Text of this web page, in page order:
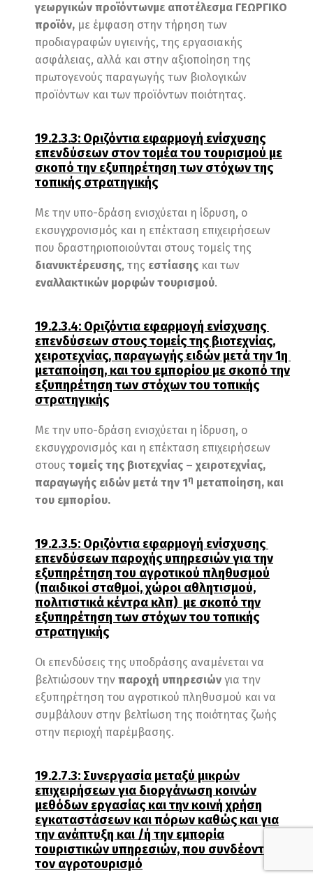
γεωργικών προϊόντωνμε αποτέλεσμα ΓΕΩΡΓΙΚΟ
προϊόν, με έμφαση στην τήρηση των
προδιαγραφών υγιεινής, της εργασιακής
ασφάλειας, αλλά και στην αξιοποίηση της
πρωτογενούς παραγωγής των βιολογικών
προϊόντων και των προϊόντων ποιότητας.
19.2.3.3: Οριζόντια εφαρμογή ενίσχυσης
επενδύσεων στον τομέα του τουρισμού με
σκοπό την εξυπηρέτηση των στόχων της
τοπικής στρατηγικής
Με την υπο-δράση ενισχύεται η ίδρυση, ο
εκσυγχρονισμός και η επέκταση επιχειρήσεων
που δραστηριοποιούνται στους τομείς της
διανυκτέρευσης, της εστίασης και των
εναλλακτικών μορφών τουρισμού.
19.2.3.4: Οριζόντια εφαρμογή ενίσχυσης
επενδύσεων στους τομείς της βιοτεχνίας,
χειροτεχνίας, παραγωγής ειδών μετά την 1η
μεταποίηση, και του εμπορίου με σκοπό την
εξυπηρέτηση των στόχων του τοπικής
στρατηγικής
Με την υπο-δράση ενισχύεται η ίδρυση, ο
εκσυγχρονισμός και η επέκταση επιχειρήσεων
στους τομείς της βιοτεχνίας – χειροτεχνίας,
παραγωγής ειδών μετά την 1η μεταποίηση, και
του εμπορίου.
19.2.3.5: Οριζόντια εφαρμογή ενίσχυσης
επενδύσεων παροχής υπηρεσιών για την
εξυπηρέτηση του αγροτικού πληθυσμού
(παιδικοί σταθμοί, χώροι αθλητισμού,
πολιτιστικά κέντρα κλπ) με σκοπό την
εξυπηρέτηση των στόχων του τοπικής
στρατηγικής
Οι επενδύσεις της υποδράσης αναμένεται να
βελτιώσουν την παροχή υπηρεσιών για την
εξυπηρέτηση του αγροτικού πληθυσμού και να
συμβάλουν στην βελτίωση της ποιότητας ζωής
στην περιοχή παρέμβασης.
19.2.7.3: Συνεργασία μεταξύ μικρών
επιχειρήσεων για διοργάνωση κοινών
μεθόδων εργασίας και την κοινή χρήση
εγκαταστάσεων και πόρων καθώς και για
την ανάπτυξη και /ή την εμπορία
τουριστικών υπηρεσιών, που συνδέονται με
τον αγροτουρισμό